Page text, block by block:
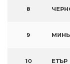
8
9
10 ЕТЪР